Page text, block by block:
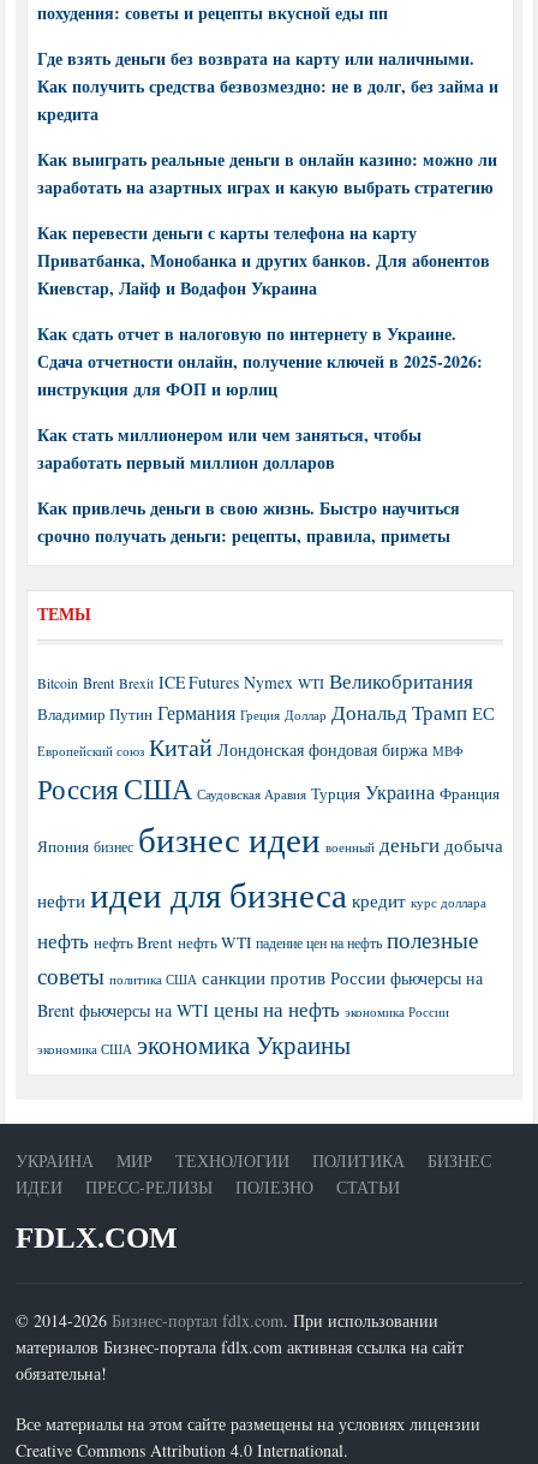
похудения: советы и рецепты вкусной еды пп
Где взять деньги без возврата на карту или наличными.
Как получить средства безвозмездно: не в долг, без займа и
кредита
Как выиграть реальные деньги в онлайн казино: можно ли
заработать на азартных играх и какую выбрать стратегию
Как перевести деньги с карты телефона на карту
Приватбанка, Монобанка и других банков. Для абонентов
Киевстар, Лайф и Водафон Украина
Как сдать отчет в налоговую по интернету в Украине.
Сдача отчетности онлайн, получение ключей в 2025-2026:
инструкция для ФОП и юрлиц
Как стать миллионером или чем заняться, чтобы
заработать первый миллион долларов
Как привлечь деньги в свою жизнь. Быстро научиться
срочно получать деньги: рецепты, правила, приметы
ТЕМЫ
Bitcoin Brent Brexit ICE Futures Nymex WTI Великобритания
Владимир Путин Германия Греция Доллар Дональд Трамп ЕС
Европейский союз Китай Лондонская фондовая биржа МВФ
РоссияСША Саудовская Аравия Турция Украина Франция
Япония бизнес бизнес идеи военный деньги добыча
нефти идеи для бизнеса кредит курс доллара
нефть нефть Brent нефть WTI падение цен на нефть полезные
советы политика США санкции против России фьючерсы на
Brent фьючерсы на WTI цены на нефть экономика России
экономика США экономика Украины
УКРАИНА МИР ТЕХНОЛОГИИ ПОЛИТИКА
БИЗНЕС
ИДЕИ
ПРЕСС-РЕЛИЗЫ ПОЛЕЗНО СТАТЬИ
FDLX.COM
© 2014-2026Бизнес-портал fdlx.com. При использовании
материалов Бизнес-портала fdlx.com активная ссылка на сайт
обязательна!
Все материалы на этом сайте размещены на условиях лицензии
Creative Commons Attribution 4.0 International.